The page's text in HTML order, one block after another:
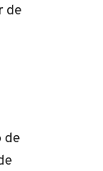
de
de